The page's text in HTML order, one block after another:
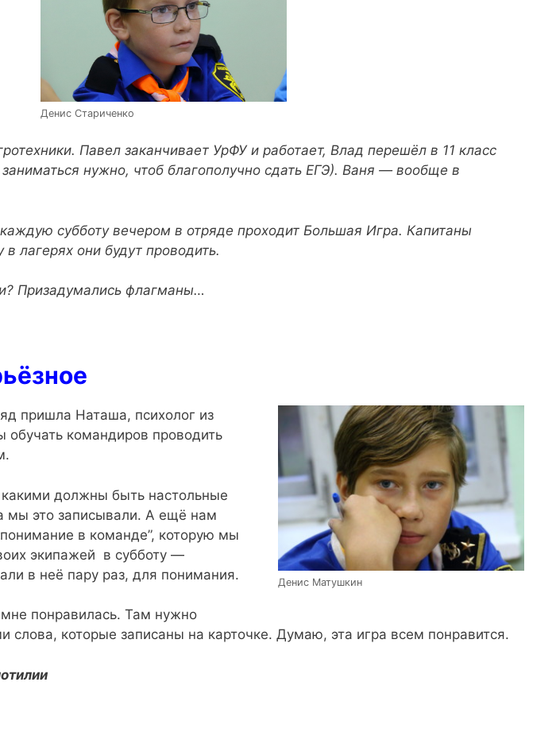
Денис Стариченко
Павел заканчивает УрФУ и работает, Влад перешёл в 11 класс
нужно, чтоб благополучно сдать ЕГЭ). Ваня — вообще в
субботу вечером в отряде проходит Большая Игра. Капитаны
лагерях они будут проводить.
Призадумались флагманы…
Денис Матушкин
пришла Наташа, психолог из
командиров проводить
должны быть настольные
мы это записывали. А ещё нам
в команде”, которую мы
экипажей в субботу —
в неё пару раз, для понимания.
понравилась. Там нужно
слова, которые записаны на карточке. Думаю, эта игра всем понравится.